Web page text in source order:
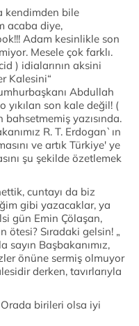
kendimden bile
acaba diye,
Adam kesinlikle son
Mesele çok farklı.
) idialarının aksini
Kalesini“
Abdullah
yıkılan son kale değil! (
yazısında.
R. T. Erdogan`ın
ve artık Türkiye' ye
şu şekilde özetlemek
cuntayı da biz
gibi yazacaklar, ya
gün Emin Çölaşan,
ötesi? Sıradaki gelsin! „
sayın Başbakanımız,
önüne sermiş olmuyor
derken, tavırlarıyla
Orada birileri olsa iyi